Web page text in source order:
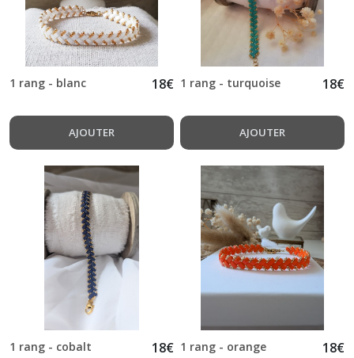
1 rang - blanc 18€
AJOUTER
1 rang - turquoise 18€
AJOUTER
1 rang - cobalt 18€ 1 rang - orange 18€
Bracelets
Summers
(6)
Bijouterie